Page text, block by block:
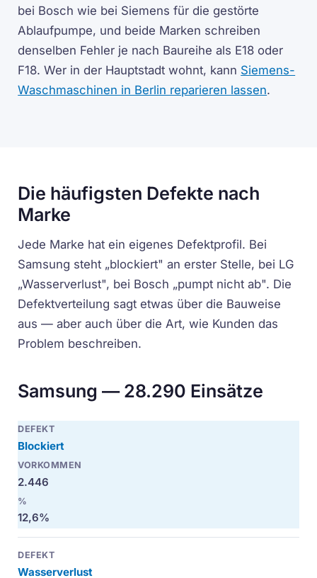
bei Bosch wie bei Siemens für die gestörte
Ablaufpumpe, und beide Marken schreiben
denselben Fehler je nach Baureihe als E18 oder
F18. Wer in der Hauptstadt wohnt, kann Siemens-
Waschmaschinen in Berlin reparieren lassen.
Die häufigsten Defekte nach
Marke
Jede Marke hat ein eigenes Defektprofil. Bei
Samsung steht „blockiert" an erster Stelle, bei LG
„Wasserverlust", bei Bosch „pumpt nicht ab". Die
Defektverteilung sagt etwas über die Bauweise
aus — aber auch über die Art, wie Kunden das
Problem beschreiben.
Samsung — 28.290 Einsätze
Blockiert
2.446
12,6%
Wasserverlust